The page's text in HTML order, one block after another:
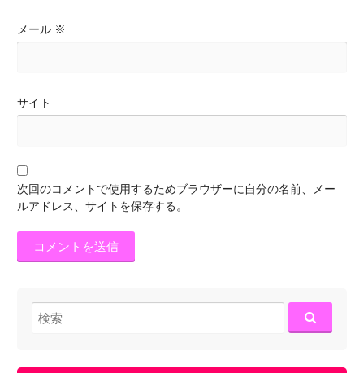
メール ※
サイト
次回のコメントで使用するためブラウザーに自分の名前、メー
ルアドレス、サイトを保存する。
検
索: